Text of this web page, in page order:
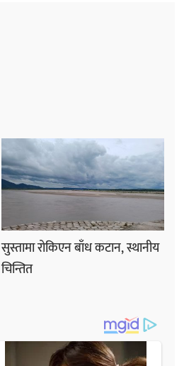
सुस्तामा रोकिएन बाँध कटान, स्थानीय
चिन्तित